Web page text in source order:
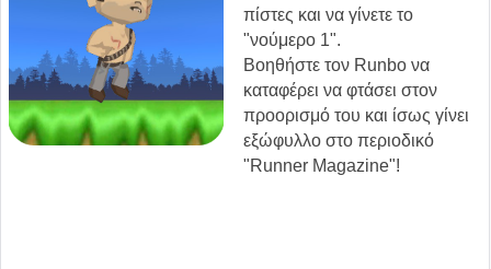
πίστες και να γίνετε το
"νούμερο 1".
Βοηθήστε τον Runbo να
καταφέρει να φτάσει στον
προορισμό του και ίσως γίνει
εξώφυλλο στο περιοδικό
"Runner Magazine"!